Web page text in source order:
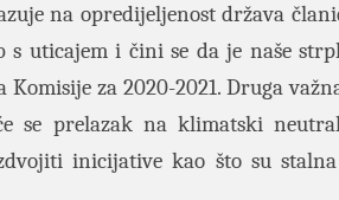
na opredijeljenost država
uticajem i čini se da je naše
za 2020-2021. Druga
se prelazak na klimatski
inicijative kao što su